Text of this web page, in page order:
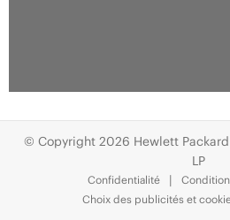
© Copyright 2026 Hewlett
LP
Confidentialité
Choix des publicités et